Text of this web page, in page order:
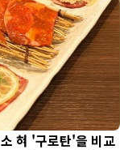
혀 '구로탄'을 비교